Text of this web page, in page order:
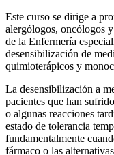
Este curso se dirige a
alergólogos, oncólogos
de la Enfermería
desensibilización de
quimioterápicos y
La desensibilización a
pacientes que han
o algunas reacciones
estado de tolerancia
fundamentalmente
fármaco o las